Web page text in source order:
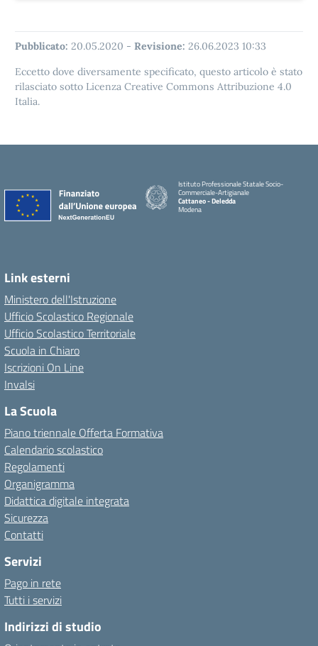
Pubblicato: 20.05.2020 - Revisione: 26.06.2023 10:33
Eccetto dove diversamente specificato, questo articolo è stato
rilasciato sotto Licenza Creative Commons Attribuzione 4.0
Italia.
Istituto Professionale Statale Socio-
Commerciale-Artigianale
Cattaneo - Deledda
Modena
Link esterni
Ministero dell'Istruzione
Ufficio Scolastico Regionale
Ufficio Scolastico Territoriale
Scuola in Chiaro
Iscrizioni On Line
Invalsi
La Scuola
Piano triennale Offerta Formativa
Calendario scolastico
Regolamenti
Organigramma
Didattica digitale integrata
Sicurezza
Contatti
Servizi
Pago in rete
Tutti i servizi
Indirizzi di studio